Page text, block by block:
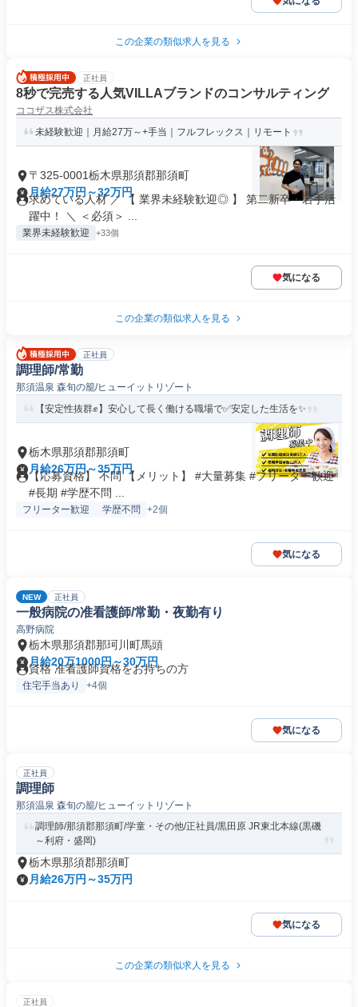
この企業の類似求人を見る
正社員
8秒で完売する人気VILLAブランドのコンサルティング
ココザス株式会社
未経験歓迎｜月給27万～+手当｜フルフレックス｜リモート
〒325-0001栃木県那須郡那須町
月給27万円～32万円
求めている人材 ／ 【 業界未経験歓迎◎ 】 第二新卒・若手活
躍中！ ＼ ＜必須＞ ...
業界未経験歓迎 +33個
気になる
この企業の類似求人を見る
正社員
調理師/常勤
那須温泉 森旬の籠/ヒューイットリゾート
【安定性抜群✊️】安心して長く働ける職場で✅️安定した生活を✨
栃木県那須郡那須町
月給26万円～35万円
【応募資格】 不問 【メリット】 #大量募集 #フリーター歓迎
#長期 #学歴不問 ...
フリーター歓迎 学歴不問 +2個
気になる
NEW 正社員
一般病院の准看護師/常勤・夜勤有り
高野病院
栃木県那須郡那珂川町馬頭
月給20万1000円～30万円
資格 准看護師資格をお持ちの方
住宅手当あり +4個
気になる
正社員
調理師
那須温泉 森旬の籠/ヒューイットリゾート
調理師/那須郡那須町/学童・その他/正社員/黒田原 JR東北本線(黒磯
～利府・盛岡)
栃木県那須郡那須町
月給26万円～35万円
気になる
この企業の類似求人を見る
正社員